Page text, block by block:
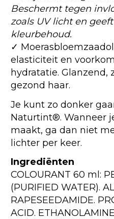
Beschermt tegen
zoals UV licht en
kleurbehoud.
✓
elasticiteit en
hydratatie. Glanzend,
gezond haar.
Je kunt zo donker
Naturtint®. Wanneer
maakt, ga dan niet
lichter per keer.
Ingrediënten
COLOURANT 60 ml:
(PURIFIED WATER).
RAPESEEDAMIDE.
ACID.